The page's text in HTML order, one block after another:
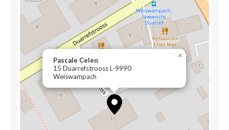
Pascale Celen
15 Duarrefstrooss L-9990
Weiswampach
×